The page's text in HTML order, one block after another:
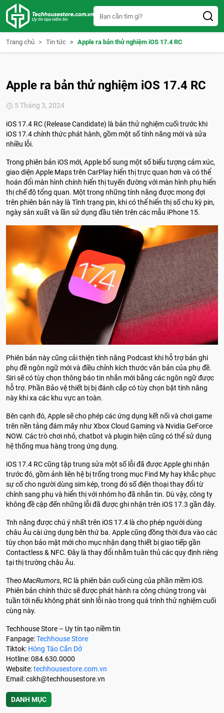
c
Trang chủ Tin tức Apple ra bản thử nghiệm iOS 17.4 RC
Apple ra bản thử nghiệm iOS 17.4 RC
5 Tháng 3, 2024
iOS 17.4 RC (Release Candidate) là bản thử nghiệm cuối trước khi
iOS 17.4 chính thức phát hành, gồm một số tính năng mới và sửa
nhiều lỗi.
Trong phiên bản iOS mới, Apple bổ sung một số biểu tượng cảm xúc,
giao diện Apple Maps trên CarPlay hiển thị trực quan hơn và có thể
hoán đổi màn hình chính hiển thị tuyến đường với màn hình phụ hiển
thị chế độ tổng quan. Một trong những tính năng được mong đợi
trên phiên bản này là Tình trạng pin, khi có thể hiển thị số chu kỳ pin,
ngày sản xuất và lần sử dụng đầu tiên trên các mẫu iPhone 15.
Phiên bản này cũng cải thiện tính năng Podcast khi hỗ trợ bản ghi
phụ đề ngôn ngữ mới và điều chỉnh kích thước văn bản của phụ đề.
Siri sẽ có tùy chọn thông báo tin nhắn mới bằng các ngôn ngữ được
hỗ trợ. Phần Bảo vệ thiết bị bị đánh cắp có tùy chọn bật tính năng
này khi xa các khu vực an toàn.
Bên cạnh đó, Apple sẽ cho phép các ứng dụng kết nối và chơi game
trên nền tảng đám mây như Xbox Cloud Gaming và Nvidia GeForce
NOW. Các trò chơi nhỏ, chatbot và plugin hiện cũng có thể sử dụng
hệ thống mua hàng trong ứng dụng.
iOS 17.4 RC cũng tập trung sửa một số lỗi đã được Apple ghi nhận
trước đó, gồm ảnh liên hệ bị trống trong mục Find My hay khắc phục
sự cố cho người dùng sim kép, trong đó số điện thoại thay đổi từ
chính sang phụ và hiển thị với nhóm họ đã nhắn tin. Dù vậy, công ty
không đề cập đến những lỗi đã được ghi nhận trên iOS 17.3 gần đây.
Tnh năng được chú ý nhất trên iOS 17.4 là cho phép người dùng
châu Âu cài ứng dụng bên thứ ba. Apple cũng đồng thời đưa vào các
tùy chọn bảo mật mới cho mục nhận dạng thiết bị giao tiếp gần
Contactless & NFC. Đây là thay đổi nhằm tuân thủ các quy định riêng
tại thị trường châu Âu.
TheoMacRumors, RC là phiên bản cuối cùng của phần mềm iOS.
Phiên bản chính thức sẽ được phát hành ra công chúng trong vài
tuần tới nếu không phát sinh lỗi nào trong quá trình thử nghiệm cuối
cùng này.
Techhouse Store – Uy tín tạo niềm tin
Fanpage:Techhouse Store
Tiktok: Hóng Táo Cắn Dở
Hotline: 084.630.0000
Website:techhousestore.com.vn
Email:cskh@techhousestore.vn
DANH MỤC